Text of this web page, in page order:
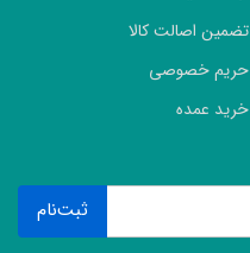
تضمین اصالت کالا
حریم خصوصی
خرید عمده
ثبت‌نام